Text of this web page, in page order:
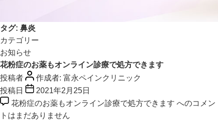
タグ: 鼻炎
カテゴリー
お知らせ
花粉症のお薬もオンライン診療で処方できます
投稿者
作成者: 富永ペインクリニック
投稿日
2021年2月25日
花粉症のお薬もオンライン診療で処方できます へのコメン
トはまだありません